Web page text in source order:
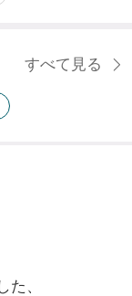
すべて見る
た、